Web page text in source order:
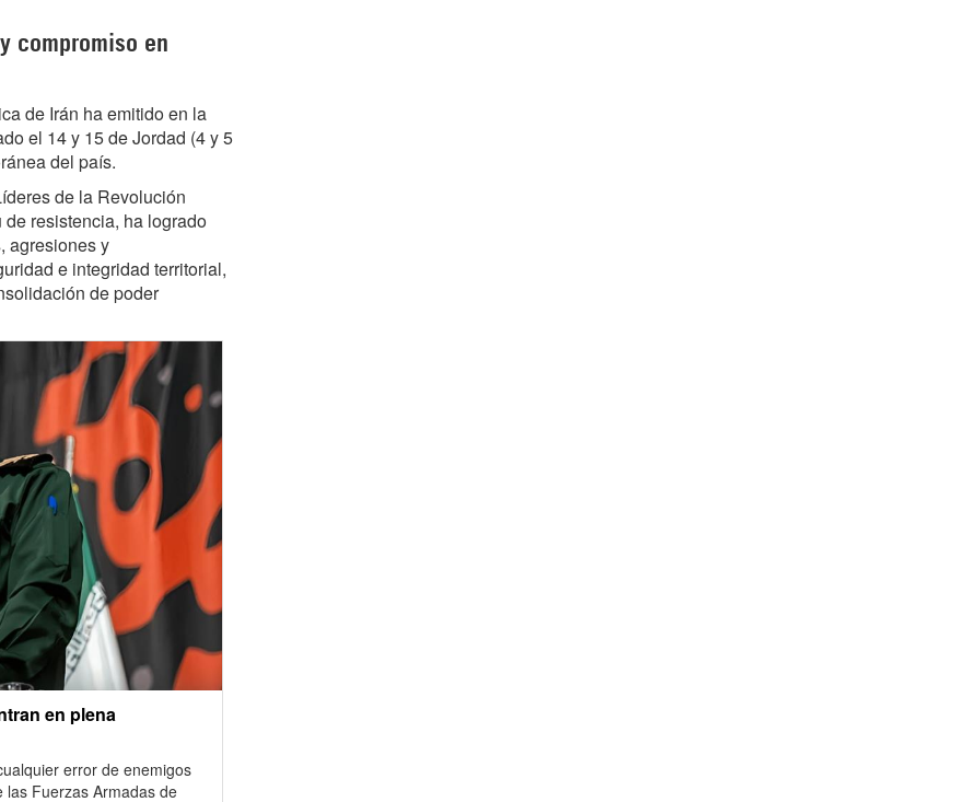
compromiso en
de Irán ha emitido en la
el 14 y 15 de Jordad (4 y 5
del país.
de la Revolución
resistencia, ha logrado
agresiones y
e integridad territorial,
de poder
en plena
error de enemigos
Fuerzas Armadas de